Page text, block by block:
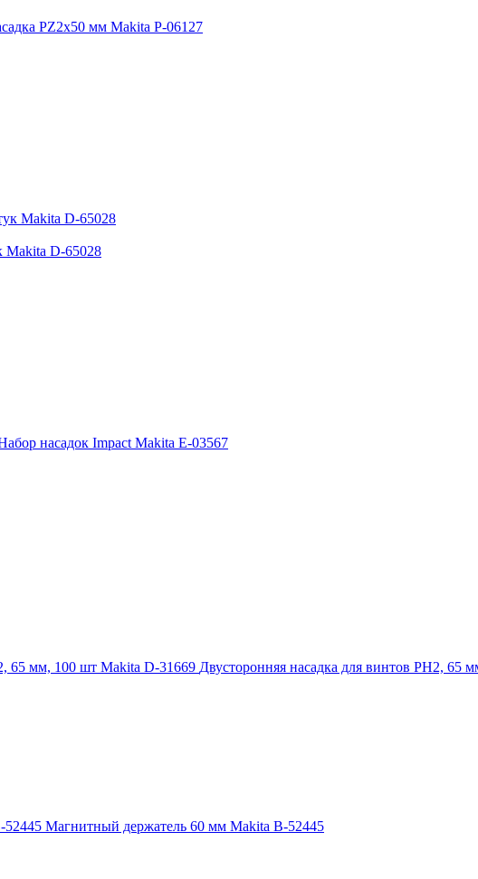
PZ2х50 мм Makita P-06127
Makita D-65028
насадок Impact Makita E-03567
Двусторонняя насадка для винтов PH2, 65
Магнитный держатель 60 мм Makita B-52445